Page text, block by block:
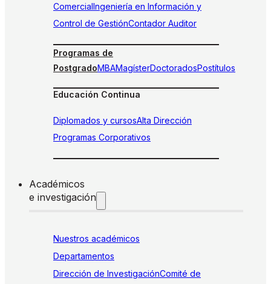
ComercialIngeniería en Información y
Control de GestiónContador Auditor
Programas de
PostgradoMBAMagísterDoctoradosPostítulos
Educación Continua
Diplomados y cursosAlta Dirección
Programas Corporativos
Académicos
e investigación
Nuestros académicos
Departamentos
Dirección de InvestigaciónComité de